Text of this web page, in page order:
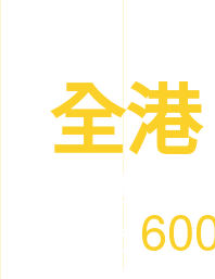
全港
全港最具
成立